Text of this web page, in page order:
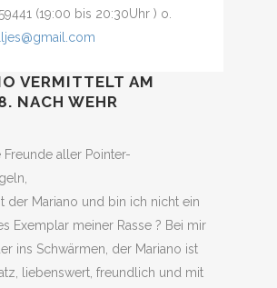
(19:00 bis 20:30Uhr ) o.
VERMITTELT AM
NACH WEHR
Freunde aller Pointer-
der Mariano und bin ich nicht ein
Exemplar meiner Rasse ? Bei mir
ins Schwärmen, der Mariano ist
liebenswert, freundlich und mit